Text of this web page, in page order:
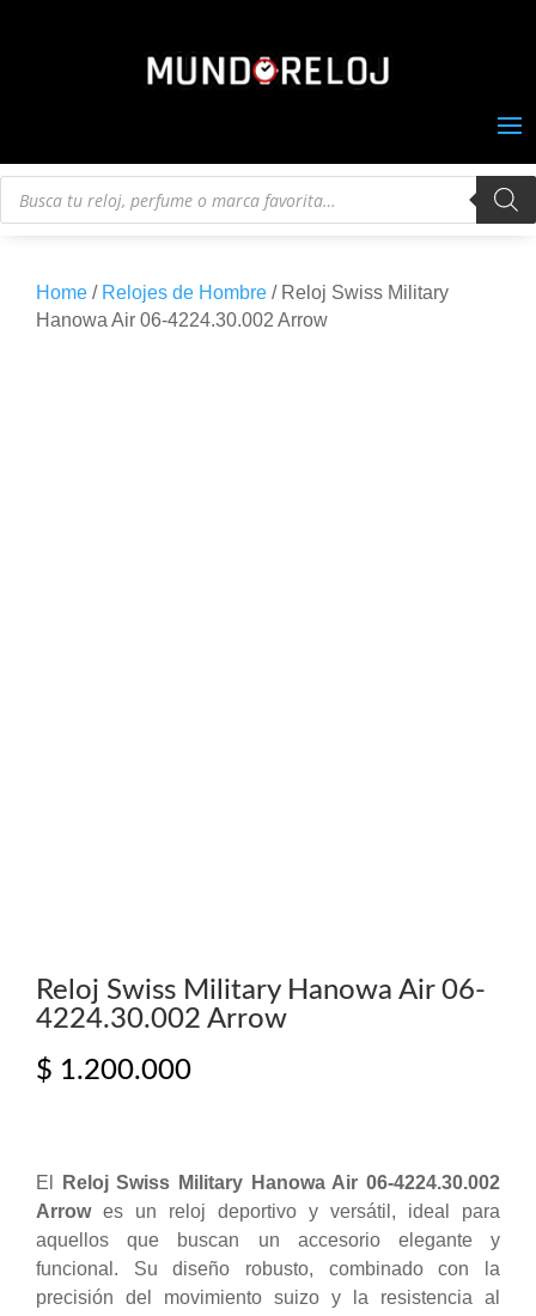
Búsqueda
Home / Relojes de Hombre / Reloj Swiss Military
Hanowa Air 06-4224.30.002 Arrow
Reloj Swiss Military Hanowa Air 06-
4224.30.002 Arrow
$ 1.200.000
El
Reloj Swiss Military Hanowa Air 06-4224.30.002
Arrowes un reloj deportivo y versátil, ideal para
aquellos que buscan un accesorio elegante y
funcional. Su diseño robusto, combinado con la
precisión del movimiento suizo y la resistencia al